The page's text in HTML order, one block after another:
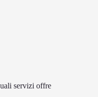
servizi offre